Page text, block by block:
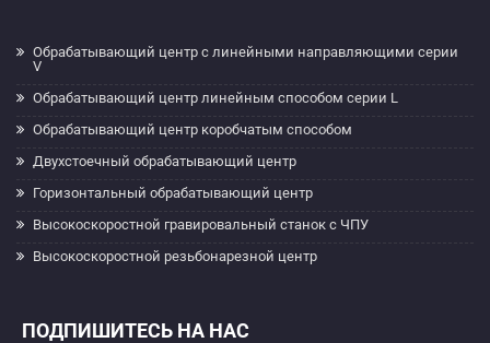
Обрабатывающий центр с линейными направляющими серии
V
Обрабатывающий центр линейным способом серии L
Обрабатывающий центр коробчатым способом
Двухстоечный обрабатывающий центр
Горизонтальный обрабатывающий центр
Высокоскоростной гравировальный станок с ЧПУ
Высокоскоростной резьбонарезной центр
ПОДПИШИТЕСЬ НА НАС